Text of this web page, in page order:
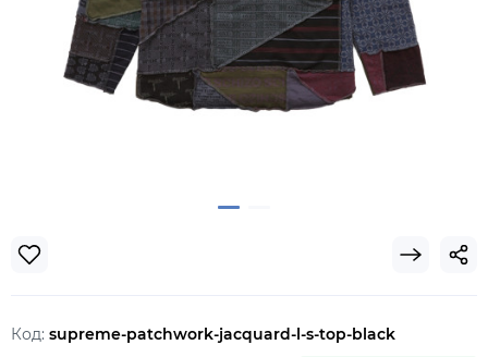
Код: supreme-patchwork-jacquard-l-s-top-black